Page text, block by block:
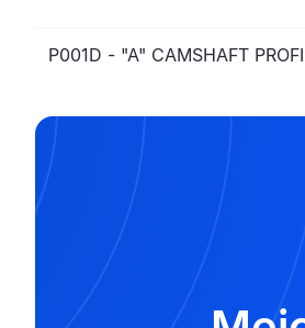
P001D - "A" CAMSHAFT